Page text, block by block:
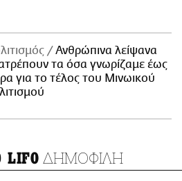
Ανθρώπινα λείψανα
τα όσα γνωρίζαμε έως
για το τέλος του Μινωικού
LIFO ΔΗΜΟΦΙΛΗ